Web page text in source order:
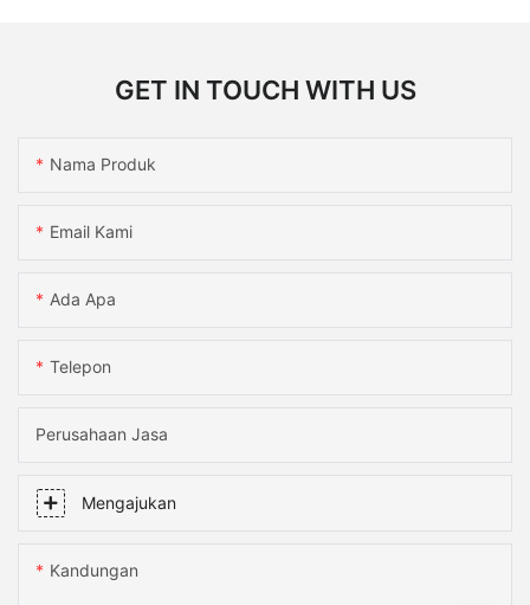
GET IN TOUCH WITH US
Nama Produk
Email Kami
Ada Apa
Telepon
Perusahaan Jasa
Mengajukan
Kandungan